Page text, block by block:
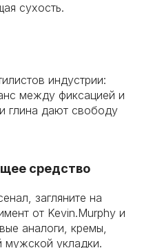
сухость.
индустрии:
между фиксацией и
глина дают свободу
средство
загляните на
от Kevin.Murphy и
аналоги, кремы,
мужской укладки.